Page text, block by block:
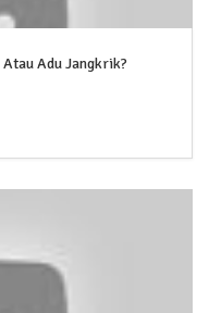
Adu Jangkrik?